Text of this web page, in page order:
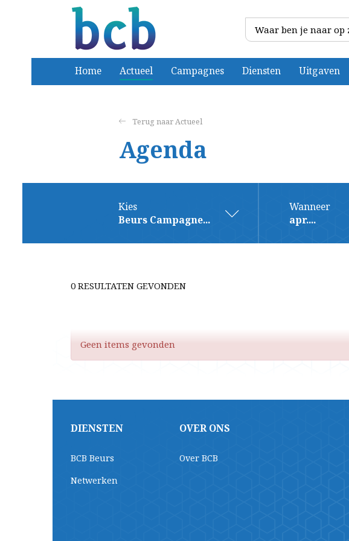
Home Actueel Campagnes Diensten Uitgaven
Actueel
Agenda
Kies
Beurs Campagne...
Wanneer
apr....
0 RESULTATEN GEVONDEN
Geen items gevonden
DIENSTEN
BCB Beurs
Netwerken
OVER ONS
Over BCB